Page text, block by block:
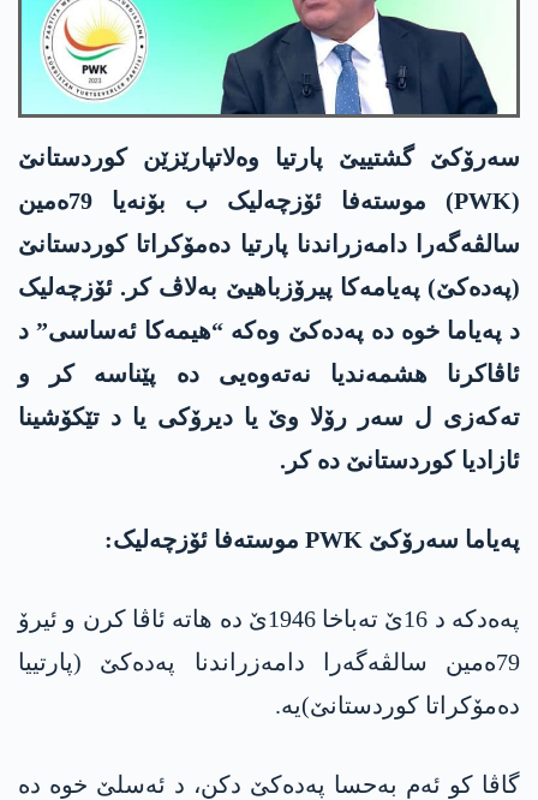
سەرۆکێ گشتییێ پارتیا وەلاتپارێزێن کوردستانێ
(PWK) موستەفا ئۆزچەلیک ب بۆنەیا 79ەمین
سالڤەگەرا دامەزراندنا پارتیا دەمۆکراتا کوردستانێ
(پەدەکێ) پەیامەکا پیرۆزباھیێ بەلاڤ کر. ئۆزچەلیک
د پەیاما خوە دە پەدەکێ وەکە “ھیمەکا ئەساسی” د
ئاڤاکرنا ھشمەندیا نەتەوەیی دە پێناسە کر و
تەکەزی ل سەر رۆلا وێ یا دیرۆکی یا د تێکۆشینا
ئازادیا کوردستانێ دە کر.
پەیاما سەرۆکێ PWK موستەفا ئۆزچەلیک:
پەەدکە د 16ێ تەباخا 1946ێ دە ھاتە ئاڤا کرن و ئیرۆ
79ەمین سالڤەگەرا دامەزراندنا پەدەکێ (پارتییا
دەمۆکراتا کوردستانێ)یە.
گاڤا کو ئەم بەحسا پەدەکێ دکن، د ئەسلێ خوە دە